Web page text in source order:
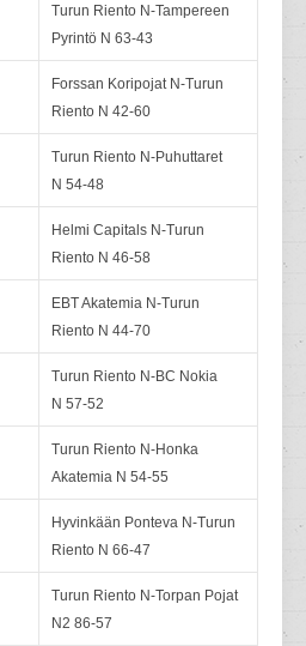
Turun Riento N-Tampereen
Pyrintö N 63-43
Forssan Koripojat N-Turun
Riento N 42-60
Turun Riento N-Puhuttaret
N 54-48
Helmi Capitals N-Turun
Riento N 46-58
EBT Akatemia N-Turun
Riento N 44-70
Turun Riento N-BC Nokia
N 57-52
Turun Riento N-Honka
Akatemia N 54-55
Hyvinkään Ponteva N-Turun
Riento N 66-47
Turun Riento N-Torpan Pojat
N2 86-57